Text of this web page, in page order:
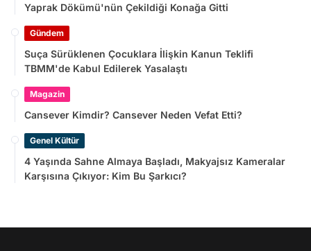
Yaprak Dökümü'nün Çekildiği Konağa Gitti
Gündem
Suça Sürüklenen Çocuklara İlişkin Kanun Teklifi
TBMM'de Kabul Edilerek Yasalaştı
Magazin
Cansever Kimdir? Cansever Neden Vefat Etti?
Genel Kültür
4 Yaşında Sahne Almaya Başladı, Makyajsız Kameralar
Karşısına Çıkıyor: Kim Bu Şarkıcı?